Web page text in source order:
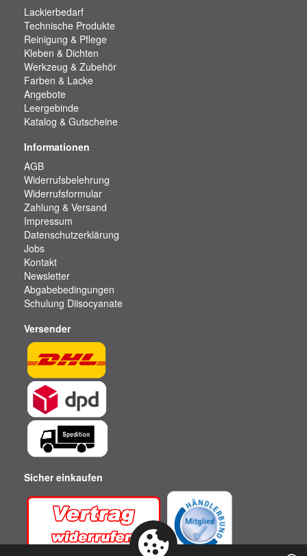
Lackierbedarf
Technische Produkte
Reinigung & Pflege
Kleben & Dichten
Werkzeug & Zubehör
Farben & Lacke
Angebote
Leergebinde
Katalog & Gutscheine
Informationen
AGB
Widerrufsbelehrung
Widerrufsformular
Zahlung & Versand
Impressum
Datenschutzerklärung
Jobs
Kontakt
Newsletter
Abgabebedingungen
Schulung Diisocyanate
Versender
Sicher einkaufen